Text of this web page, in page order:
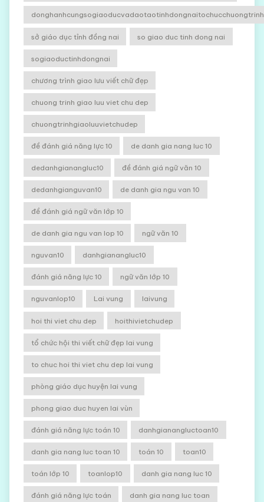
sở giáo dục tỉnh đồng nai so giao duc tinh dong nai
sogiaoductinhdongnai
chương trình giao lưu viết chữ đẹp
chuong trinh giao luu viet chu dep
chuongtrinhgiaoluuvietchudep
đề đánh giá năng lực 10 de danh gia nang luc 10
dedanhgianangluc10 đề đánh giá ngữ văn 10
dedanhgianguvan10 de danh gia ngu van 10
đề đánh giá ngữ văn lớp 10
de danh gia ngu van lop 10 ngữ văn 10
nguvan10 danhgianangluc10
đánh giá năng lực 10 ngữ văn lớp 10
nguvanlop10 Lai vung laivung
hoi thi viet chu dep hoithivietchudep
tổ chức hội thi viết chữ đẹp lai vung
to chuc hoi thi viet chu dep lai vung
phòng giáo dục huyện lai vung
phong giao duc huyen lai vùn
đánh giá năng lực toán 10 danhgianangluctoan10
danh gia nang luc toan 10 toán 10 toan10
toán lớp 10 toanlop10 danh gia nang luc 10
đánh giá năng lực toán danh gia nang luc toan